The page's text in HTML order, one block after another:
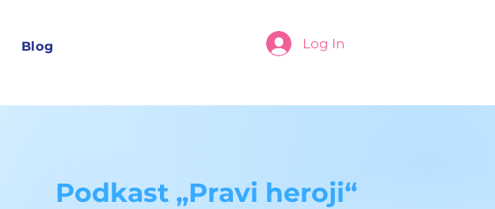
Blog Log In
Podkast „Pravi heroji“